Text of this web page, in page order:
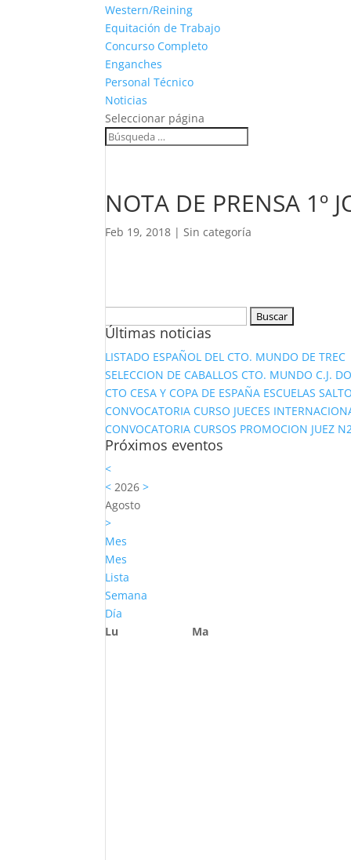
Western/Reining
Equitación de Trabajo
Concurso Completo
Enganches
Personal Técnico
Noticias
Seleccionar página
NOTA DE PRENSA 1º
Feb 19, 2018 |Sin categoría
Últimas noticias
LISTADO ESPAÑOL DEL CTO. MUNDO DE TREC
SELECCION DE CABALLOS CTO. MUNDO C.J.
CTO CESA Y COPA DE ESPAÑA ESCUELAS
CONVOCATORIA CURSO JUECES
CONVOCATORIA CURSOS PROMOCION JUEZ
Próximos eventos
<
< 2026>
Agosto
>
Mes
Mes
Lista
Semana
Día
Lu
Ma